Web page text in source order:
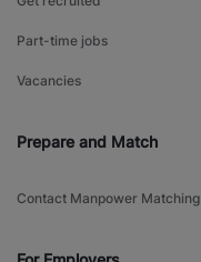
Part-time jobs
Vacancies
Prepare and Match
Contact Manpower Matching